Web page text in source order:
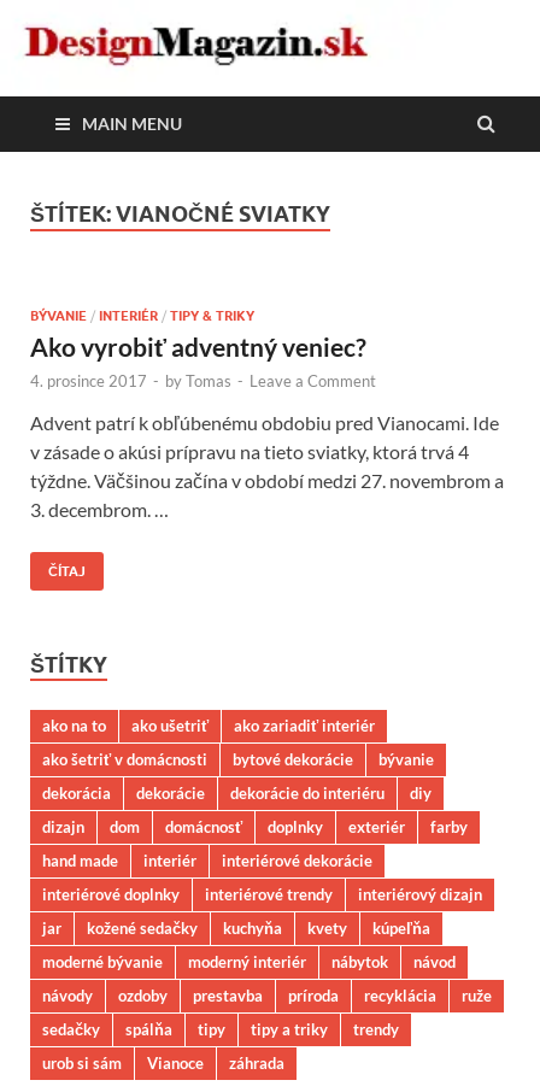
DesignMagazin.sk
Magazín o modernom bývaní
MAIN MENU
ŠTÍTEK:VIANOČNÉ SVIATKY
BÝVANIE / INTERIÉR / TIPY & TRIKY
Ako vyrobiť adventný veniec?
4. prosince 2017 - byTomas - Leave a Comment
Advent patrí k obľúbenému obdobiu pred Vianocami. Ide
v zásade o akúsi prípravu na tieto sviatky, ktorá trvá 4
týždne. Väčšinou začína v období medzi 27. novembrom a
3. decembrom. …
ČÍTAJ
ŠTÍTKY
ako na to ako ušetriť
ako zariadiť interiér
ako šetriť v domácnosti
bytové dekorácie
bývanie
dekorácia
dekorácie dekorácie do interiéru
diy
dizajn
dom domácnosť doplnky exteriér
farby
hand made
interiér
interiérové dekorácie
interiérové doplnky
interiérové trendy
interiérový dizajn
jar
kožené sedačky kuchyňa kvety
kúpeľňa
moderné bývanie
moderný interiér nábytok
návod
návody
ozdoby prestavba príroda recyklácia
ruže
sedačky
spálňa tipy tipy a triky
trendy
urob si sám
Vianoce záhrada